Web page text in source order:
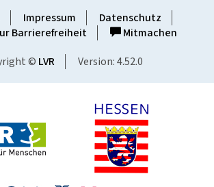
Impressum
Datenschutz
Barrierefreiheit
Mitmachen
© LVR Version: 4.52.0